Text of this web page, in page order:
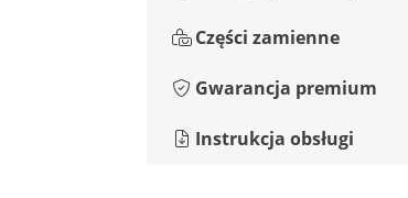
Części zamienne
Gwarancja premium
Instrukcja obsługi